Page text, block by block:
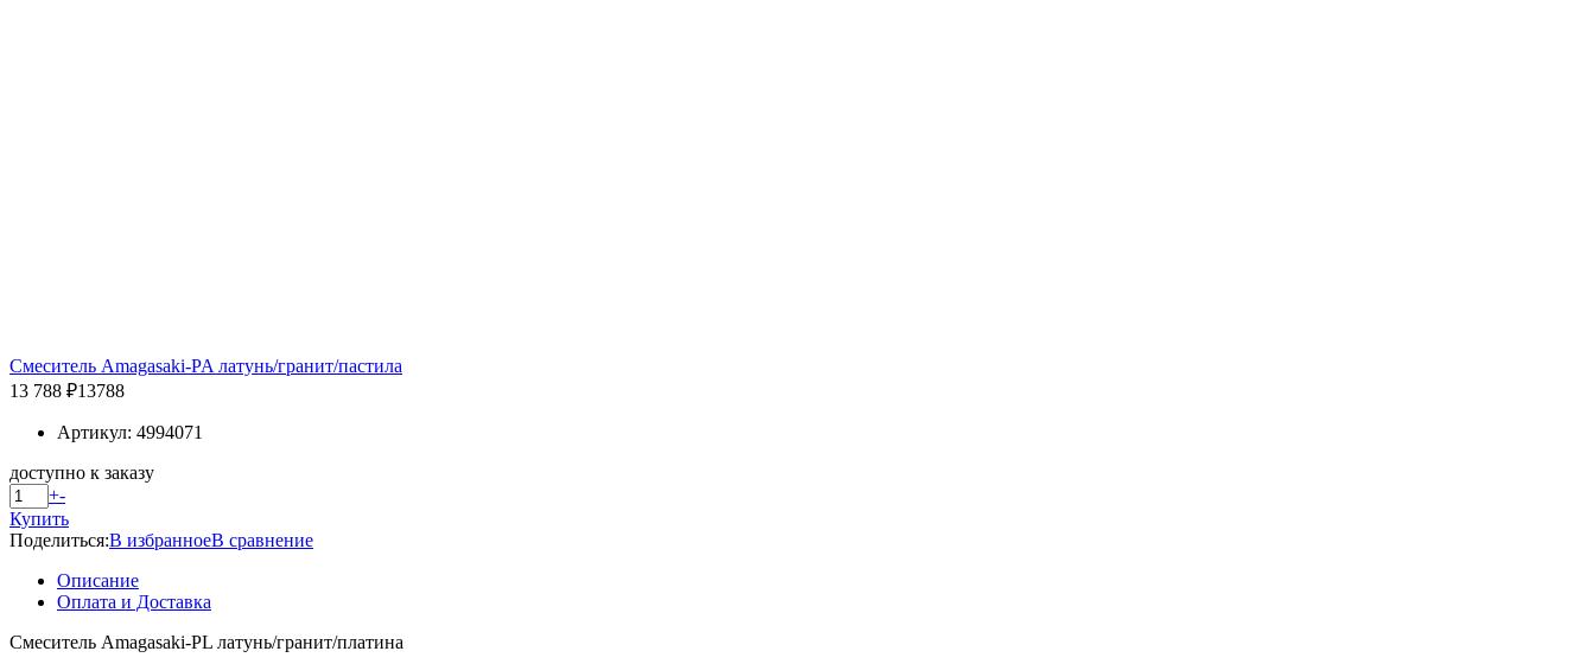
Смеситель Amagasaki-PA латунь/гранит/пастила
13 788 ₽13788
Артикул: 4994071
доступно к заказу
+-
Купить
Поделиться:В избранноеВ сравнение
Описание
Оплата и Доставка
Смеситель Amagasaki-PL латунь/гранит/платина